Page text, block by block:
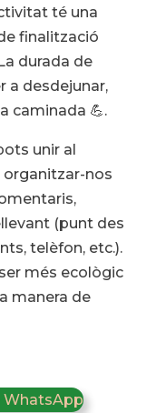
té una
finalització
durada de
a desdejunar,
caminada 💪.
unir al
nos
(punt des
telèfon, etc.).
més ecològic
manera de
WhatsApp